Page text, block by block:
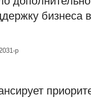
бизнеса
р